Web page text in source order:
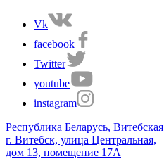
Vk
facebook
Twitter
youtube
instagram
Республика Беларусь, Витебская
г. Витебск, улица Центральная,
дом 13, помещение 17А